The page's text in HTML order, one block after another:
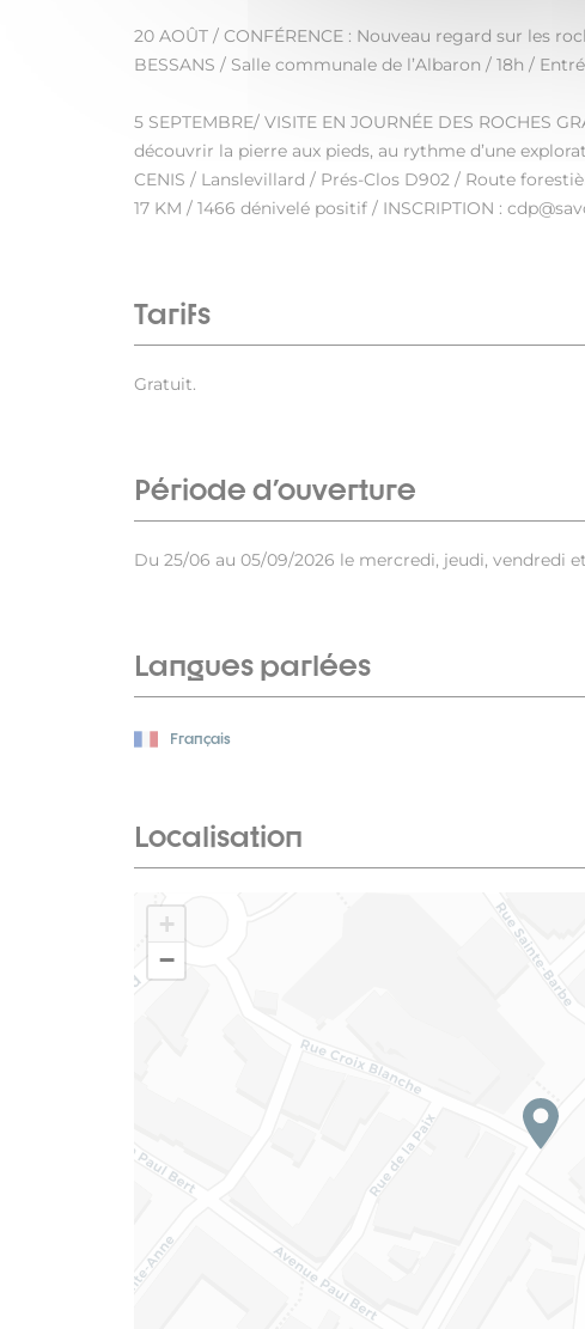
20 AOÛT / CONFÉRENCE : Nouveau regard sur les
BESSANS / Salle communale de l’Albaron / 18h /
5 SEPTEMBRE/ VISITE EN JOURNÉE DES ROCHES
découvrir la pierre aux pieds, au rythme d’une
CENIS / Lanslevillard / Prés-Clos D902 / Route
17 KM / 1466 dénivelé positif / INSCRIPTION :
Tarifs
Gratuit.
Période d'ouverture
Du 25/06 au 05/09/2026 le mercredi, jeudi, vendredi
Langues parlées
Français
Localisation
+
−